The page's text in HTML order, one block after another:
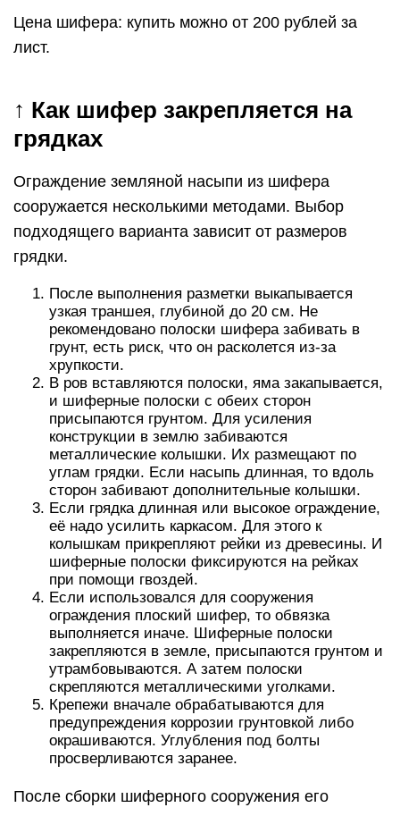
Цена шифера: купить можно от 200 рублей за
лист.
↑ Как шифер закрепляется на
грядках
Ограждение земляной насыпи из шифера
сооружается несколькими методами. Выбор
подходящего варианта зависит от размеров
грядки.
После выполнения разметки выкапывается
узкая траншея, глубиной до 20 см. Не
рекомендовано полоски шифера забивать в
грунт, есть риск, что он расколется из-за
хрупкости.
В ров вставляются полоски, яма закапывается,
и шиферные полоски с обеих сторон
присыпаются грунтом. Для усиления
конструкции в землю забиваются
металлические колышки. Их размещают по
углам грядки. Если насыпь длинная, то вдоль
сторон забивают дополнительные колышки.
Если грядка длинная или высокое ограждение,
её надо усилить каркасом. Для этого к
колышкам прикрепляют рейки из древесины. И
шиферные полоски фиксируются на рейках
при помощи гвоздей.
Если использовался для сооружения
ограждения плоский шифер, то обвязка
выполняется иначе. Шиферные полоски
закрепляются в земле, присыпаются грунтом и
утрамбовываются. А затем полоски
скрепляются металлическими уголками.
Крепежи вначале обрабатываются для
предупреждения коррозии грунтовкой либо
окрашиваются. Углубления под болты
просверливаются заранее.
После сборки шиферного сооружения его